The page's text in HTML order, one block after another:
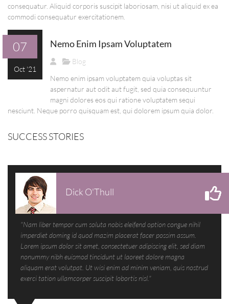
consequatur. Aliquid corporis suscipit laboriosam, nisi ut aliquid ex ea
commodi consequatur exercitationem.
07
Oct '21
Nemo Enim Ipsam Voluptatem
Blog
Nemo enim ipsam voluptatem quia voluptas sit
aspernatur aut odit aut fugit, sed quia consequuntur
magni dolores eos qui ratione voluptatem sequi
nesciunt. Neque porro quisquam est, qui dolorem ipsum quia dolor.
SUCCESS STORIES
Dick O'Thull
"Nam liber tempor cum soluta nobis eleifend option congue nihil
imperdiet doming id quod mazim placerat facer possim assum.
Lorem ipsum dolor sit amet, consectetuer adipiscing elit, sed diam
nonummy nibh euismod tincidunt ut laoreet dolore magna
aliquam erat volutpat. Ut wisi enim ad minim veniam, quis nostrud
exerci tation ullamcorper suscipit lobortis nisl."